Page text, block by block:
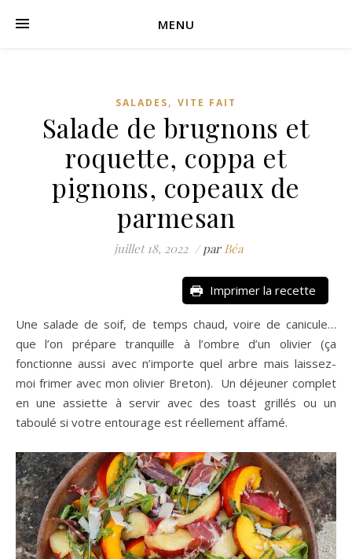
MENU
SALADES, VITE FAIT
Salade de brugnons et
roquette, coppa et
pignons, copeaux de
parmesan
juillet 18, 2022 /par Béa
Imprimer la recette
Une salade de soif, de temps chaud, voire de canicule…
que l’on prépare tranquille à l’ombre d’un olivier (ça
fonctionne aussi avec n’importe quel arbre mais laissez-
moi frimer avec mon olivier Breton). Un déjeuner complet
en une assiette à servir avec des toast grillés ou un
taboulé si votre entourage est réellement affamé.